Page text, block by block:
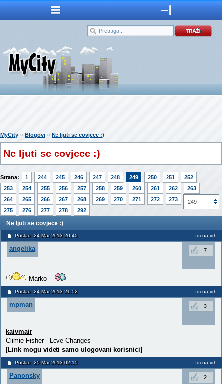
MyCity » Blogovi » Ne ljuti se covjece :)
Ne ljuti se covjece :)
Strana: 1 244 245 246 247 248 249 250 251
252
253
254 255 256 257 258 259 260 261 262
263
264
265 266 267 268 269 270 271 272 273
274
275
276 277 278 292
249
Ne ljuti se covjece :)
Poslao: 24 Mar 2013 20:40 Idi na vrh
angelika 7
Marko
Poslao: 24 Mar 2013 21:52 Idi na vrh
mpman 3
kaivmair
Climie Fisher - Love Changes
[Link mogu videti samo ulogovani korisnici]
Poslao: 25 Mar 2013 02:15 Idi na vrh
Panonsky 2